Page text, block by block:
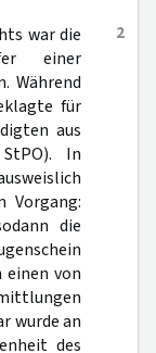
2
war die
einer
Während
für
aus
StPO). In
Vorgang:
die
einen von
wurde an
des